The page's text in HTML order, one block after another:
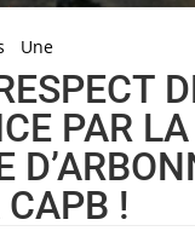
Une
PAR LA
!